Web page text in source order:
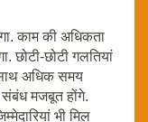
काम की अधिकता
छोटी-छोटी गलतियां
अधिक समय
संबंध मजबूत होंगे.
भी मिल